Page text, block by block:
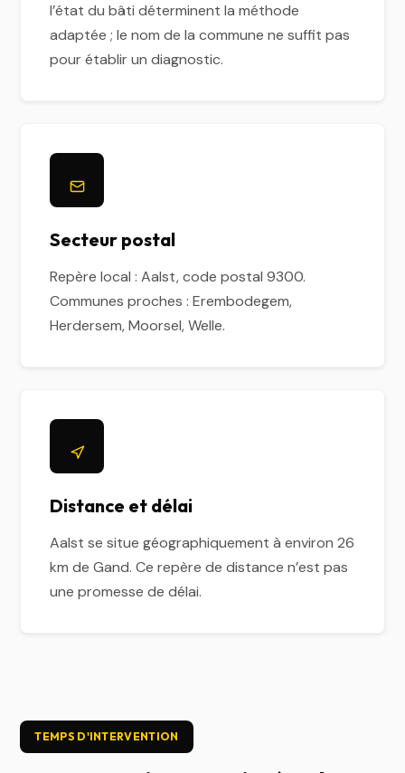
l’état du bâti déterminent la méthode
adaptée ; le nom de la commune ne suffit pas
pour établir un diagnostic.
Secteur postal
Repère local : Aalst, code postal 9300.
Communes proches : Erembodegem,
Herdersem, Moorsel, Welle.
Distance et délai
Aalst se situe géographiquement à environ 26
km de Gand. Ce repère de distance n’est pas
une promesse de délai.
TEMPS D'INTERVENTION